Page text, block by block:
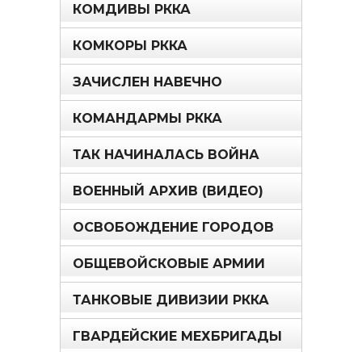
КОМДИВЫ РККА
КОМКОРЫ РККА
ЗАЧИСЛЕН НАВЕЧНО
КОМАНДАРМЫ РККА
ТАК НАЧИНАЛАСЬ ВОЙНА
ВОЕННЫЙ АРХИВ (ВИДЕО)
ОСВОБОЖДЕНИЕ ГОРОДОВ
ОБЩЕВОЙСКОВЫЕ АРМИИ
ТАНКОВЫЕ ДИВИЗИИ РККА
ГВАРДЕЙСКИЕ МЕХБРИГАДЫ